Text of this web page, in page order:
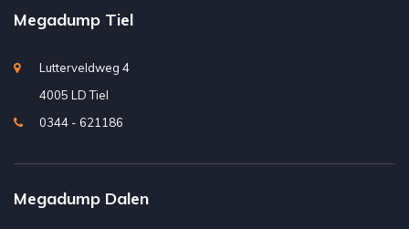
Megadump Tiel
Lutterveldweg 4
4005 LD Tiel
0344 - 621186
Megadump Dalen